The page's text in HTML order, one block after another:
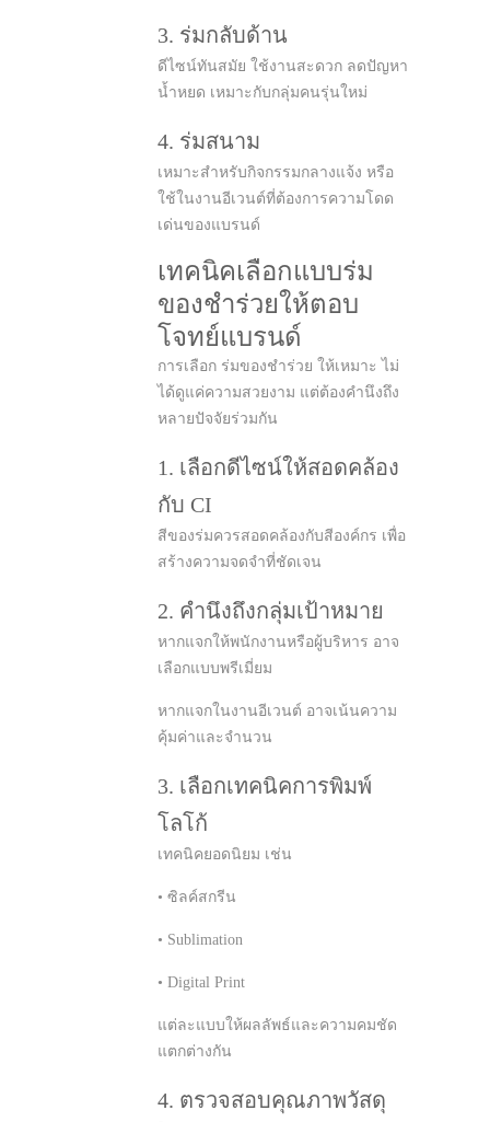
3. ร่มกลับด้าน
ดีไซน์ทันสมัย ใช้งานสะดวก ลดปัญหา
น้ำหยด เหมาะกับกลุ่มคนรุ่นใหม่
4. ร่มสนาม
เหมาะสำหรับกิจกรรมกลางแจ้ง หรือ
ใช้ในงานอีเวนต์ที่ต้องการความโดด
เด่นของแบรนด์
เทคนิคเลือกแบบร่ม
ของชำร่วยให้ตอบ
โจทย์แบรนด์
การเลือก ร่มของชำร่วย ให้เหมาะ ไม่
ได้ดูแค่ความสวยงาม แต่ต้องคำนึงถึง
หลายปัจจัยร่วมกัน
1. เลือกดีไซน์ให้สอดคล้อง
กับ CI
สีของร่มควรสอดคล้องกับสีองค์กร เพื่อ
สร้างความจดจำที่ชัดเจน
2. คำนึงถึงกลุ่มเป้าหมาย
หากแจกให้พนักงานหรือผู้บริหาร อาจ
เลือกแบบพรีเมี่ยม
หากแจกในงานอีเวนต์ อาจเน้นความ
คุ้มค่าและจำนวน
3. เลือกเทคนิคการพิมพ์
โลโก้
เทคนิคยอดนิยม เช่น
• ซิลค์สกรีน
• Sublimation
• Digital Print
แต่ละแบบให้ผลลัพธ์และความคมชัด
แตกต่างกัน
4. ตรวจสอบคุณภาพวัสดุ